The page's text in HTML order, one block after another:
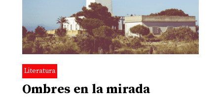
Literatura
Ombres en la mirada